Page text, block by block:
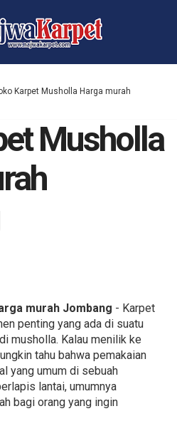
Karpet Musholla Harga murah
Musholla
murah Jombang - Karpet
penting yang ada di suatu
musholla. Kalau menilik ke
tahu bahwa pemakaian
yang umum di sebuah
lantai, umumnya
bagi orang yang ingin